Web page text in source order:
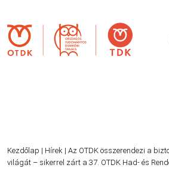
Kezdőlap | Hírek | Az OTDK összerendezi a
világát – sikerrel zárt a 37. OTDK Had- és